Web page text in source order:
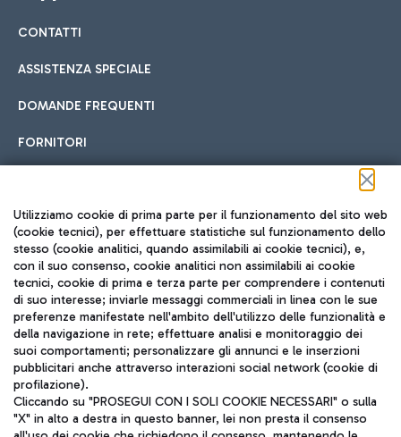
Cucina Internazionale
Fast Food
Hotel in aeroporto
Scegli l'alloggio più adatto e approfitta della vicinanza
all'aeroporto.
Car sharing
Con il Car Sharing è ancora più facile spostarsi
Treno
Raggiungi velocemente l'aeroporto di Fiumicino da Roma
tramite i servizi ferroviari Trenitalia.
CONTATTI
ASSISTENZA SPECIALE
DOMANDE FREQUENTI
FORNITORI
Seguici sui social
TRAVEL JOURNAL
ITA
Utilizziamo cookie di prima parte per il funzionamento del sito web
(cookie tecnici), per effettuare statistiche sul funzionamento dello
stesso (cookie analitici, quando assimilabili ai cookie tecnici), e,
con il suo consenso, cookie analitici non assimilabili ai cookie
tecnici, cookie di prima e terza parte per comprendere i contenuti
di suo interesse; inviarle messaggi commerciali in linea con le sue
preferenze manifestate nell'ambito dell'utilizzo delle funzionalità e
della navigazione in rete; effettuare analisi e monitoraggio dei
suoi comportamenti; personalizzare gli annunci e le inserzioni
pubblicitari anche attraverso interazioni social network (cookie di
profilazione).
Cliccando su "PROSEGUI CON I SOLI COOKIE NECESSARI" o sulla
"X" in alto a destra in questo banner, lei non presta il consenso